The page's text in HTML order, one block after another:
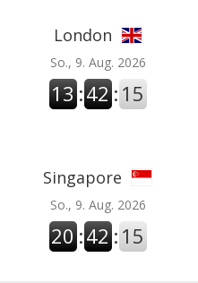
London
So., 9. Aug. 2026
13 :42 : 16
Singapore
So., 9. Aug. 2026
20 :42 : 16